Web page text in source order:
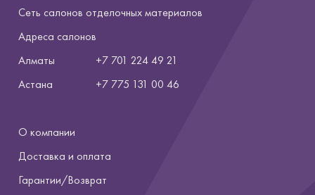
Сеть салонов отделочных материалов
Адреса салонов
Алматы
+7 701 224 49 21
Астана
+7 775 131 00 46
О компании
Доставка и оплата
Гарантии/Возврат